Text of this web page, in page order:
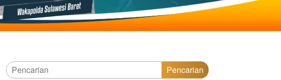
Pencarian